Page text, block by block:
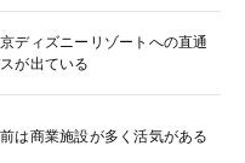
ディズニーリゾートへの直通
が出ている
は商業施設が多く活気がある